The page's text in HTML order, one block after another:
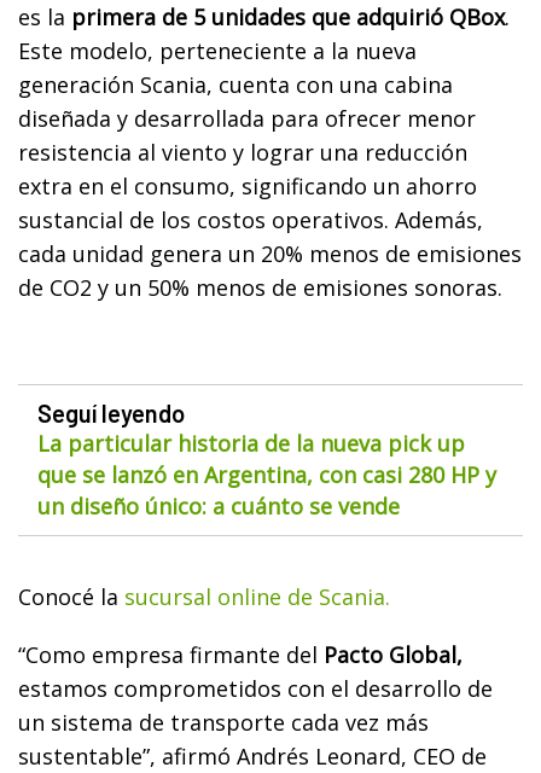
es la primera de 5 unidades que adquirió QBox.
Este modelo, perteneciente a la nueva
generación Scania, cuenta con una cabina
diseñada y desarrollada para ofrecer menor
resistencia al viento y lograr una reducción
extra en el consumo, significando un ahorro
sustancial de los costos operativos. Además,
cada unidad genera un 20% menos de emisiones
de CO2 y un 50% menos de emisiones sonoras.
Seguí leyendo
La particular historia de la nueva pick up
que se lanzó en Argentina, con casi 280 HP y
un diseño único: a cuánto se vende
Conocé la sucursal online de Scania.
“Como empresa firmante del Pacto Global,
estamos comprometidos con el desarrollo de
un sistema de transporte cada vez más
sustentable”, afirmó Andrés Leonard, CEO de